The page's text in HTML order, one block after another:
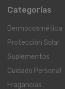
Categorías
Dermocosmética
Protección Solar
Suplementos
Cuidado Personal
Fragancias